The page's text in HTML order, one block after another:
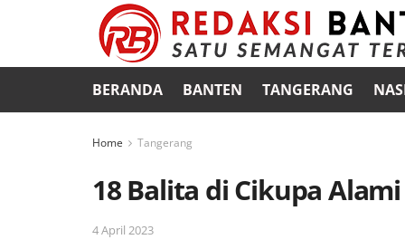
BERANDA BANTEN TANGERANG
Home Tangerang
18 Balita di Cikupa
4 April 2023